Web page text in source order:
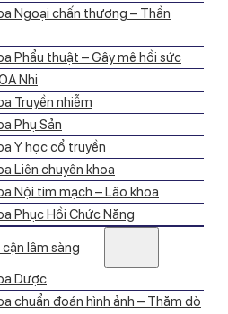
Ngoại chấn thương – Thần
Phẩu thuật – Gây mê hồi sức
Nhi
Truyền nhiễm
Phụ Sản
Y học cổ truyền
Liên chuyên khoa
Nội tim mạch – Lão khoa
Phục Hồi Chức Năng
lâm sàng
Dược
chuẩn đoán hình ảnh – Thăm dò